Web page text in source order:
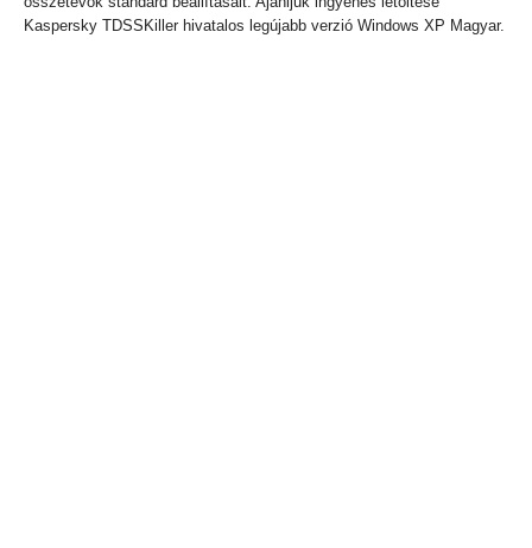
Kaspersky TDSSKiller hivatalos legújabb verzió Windows XP Magyar.